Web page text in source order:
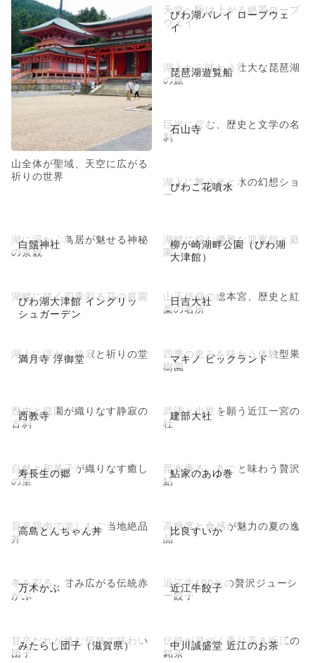
山全体が聖域、天空に広がる
祈りの世界
びわ湖バレイ ロープウェ
イ
天空へ駆け上がる絶景ロープ
ウェイ
琵琶湖遊覧船
湖上から味わう壮大な琵琶湖
の旅
石山寺
巨岩に佇む、歴史と文学の名
刹
びわこ花噴水
湖上に舞う光と水の幻想ショ
ー
白鬚神社
湖に浮かぶ鳥居が魅せる神秘
の景観
柳が崎湖畔公園（びわ湖
大津館）
湖畔に佇む優雅な迎賓館と庭
園
びわ湖大津館 イングリッ
シュガーデン
湖畔に咲く四季彩る花の庭園 日吉大社
山王信仰の総本宮、歴史と紅
葉の名所
満月寺 浮御堂
湖上に浮かぶ静寂と祈りの堂 マキノ ピックランド
四季の恵みを味わう体験型果
樹園
西教寺
歴史と庭園が織りなす静寂の
古刹
建部大社
武運と出世を願う近江一宮の
社
寿長生の郷
自然と和菓子が織りなす癒し
の里
鮎家のあゆ巻
昆布香る、丸ごと味わう贅沢
鮎
高島とんちゃん丼
旨辛鶏肉で楽しむご当地絶品
丼
比良すいか
高糖度と食感が魅力の夏の逸
品
万木かぶ
冬を彩る、甘み広がる伝統赤
かぶ
近江牛餃子
近江牛100％の贅沢ジューシ
ー餃子
みたらし団子（滋賀県）
甘辛だれが絡む伝統の味わい
団子
中川誠盛堂 近江のお茶
伝統が息づく香り高き近江の
銘茶